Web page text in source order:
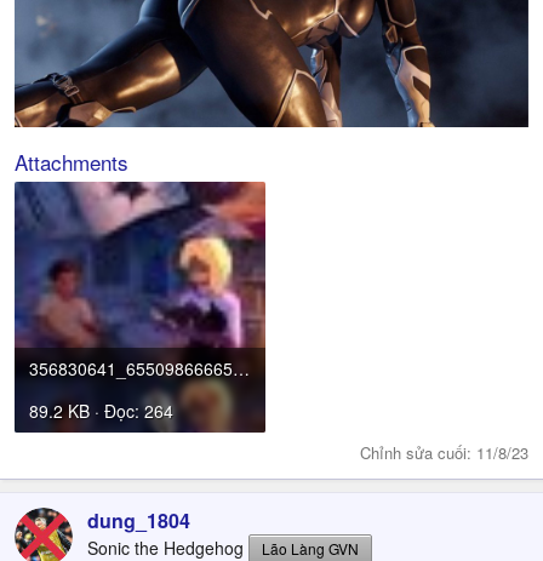
Attachments
356830641_655098666654149_7775812962567333421_n.jpg
89.2 KB · Đọc: 264
Chỉnh sửa cuối: 11/8/23
dung_1804
Sonic the Hedgehog Lão Làng GVN